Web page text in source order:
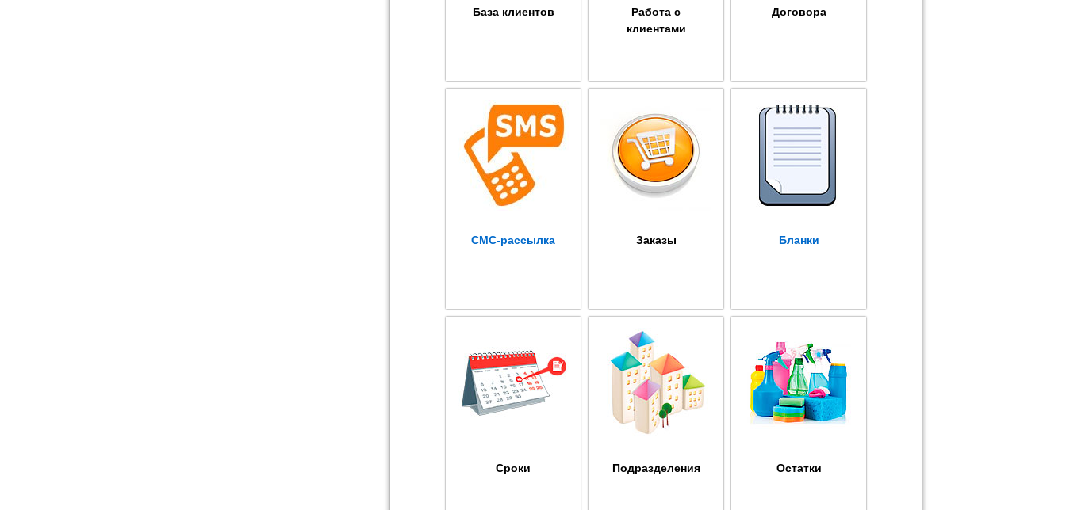
База клиентов
Работа с
клиентами
Договора
СМС-рассылка Заказы Бланки
Сроки Подразделения Остатки